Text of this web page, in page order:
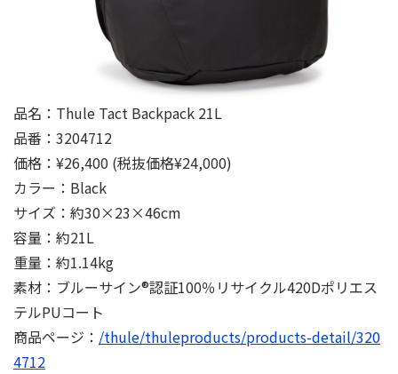
品名：Thule Tact Backpack 21L
品番：3204712
価格：¥26,400 (税抜価格¥24,000)
カラー：Black
サイズ：約30×23×46cm
容量：約21L
重量：約1.14kg
素材：ブルーサイン®認証100％リサイクル420Dポリエス
テルPUコート
商品ページ： /thule/thuleproducts/products-detail/320
4712